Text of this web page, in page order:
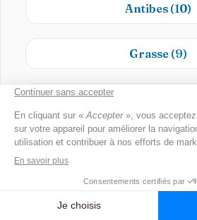
Antibes (10)
Grasse (9)
Cagnes-sur-Mer
Le Cannet(7)
Mougins(6)